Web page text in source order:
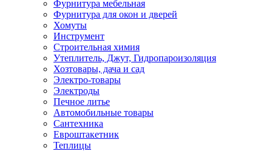
Фурнитура мебельная
Фурнитура для окон и дверей
Хомуты
Инструмент
Строительная химия
Утеплитель, Джут, Гидропароизоляция
Хозтовары, дача и сад
Электро-товары
Электроды
Печное литье
Автомобильные товары
Сантехника
Евроштакетник
Теплицы